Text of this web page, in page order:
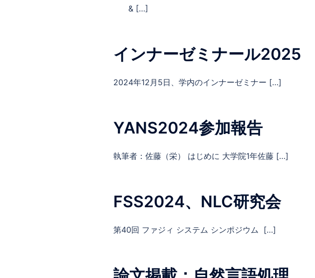
& […]
インナーゼミナール2025
2024年12月5日、学内のインナーゼミナー […]
YANS2024参加報告
執筆者：佐藤（栄） はじめに 大学院1年佐藤 […]
FSS2024、NLC研究会
第40回 ファジィ システム シンポジウム […]